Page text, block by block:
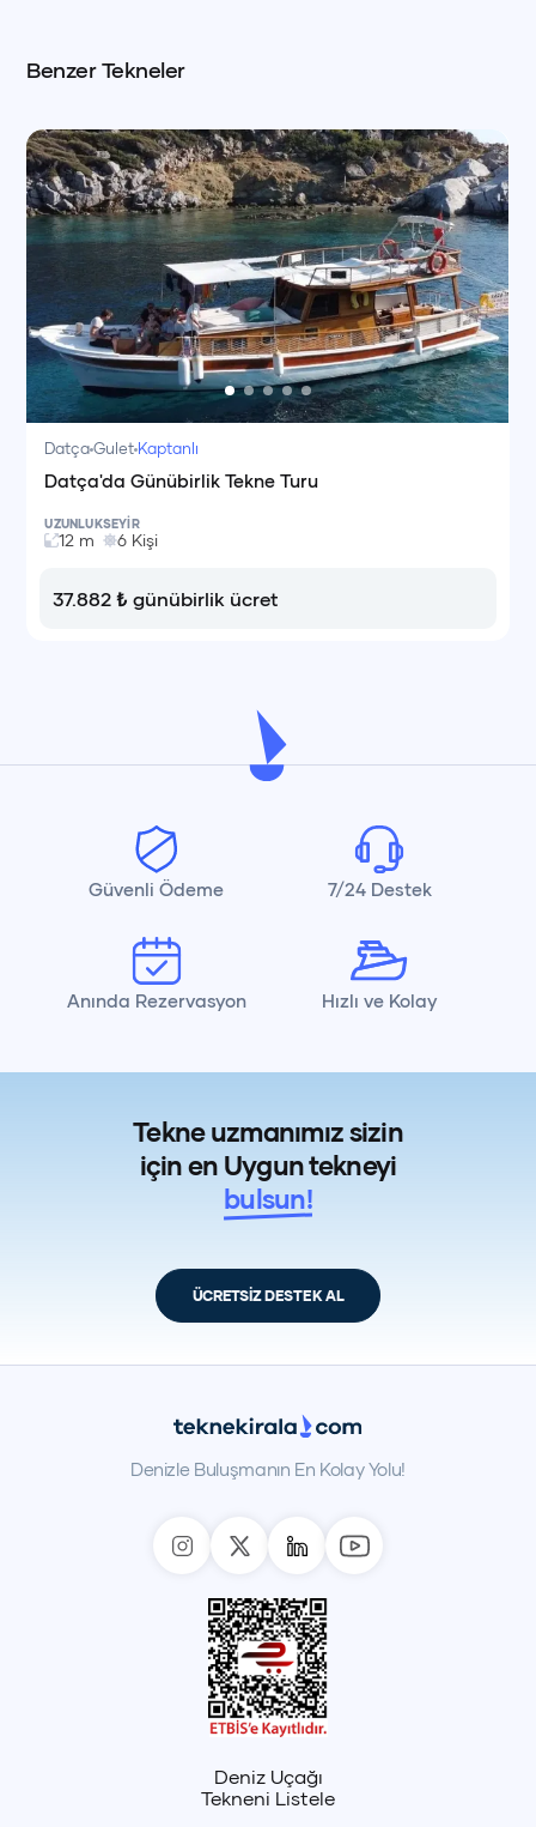
Benzer Tekneler
DatçaGulet Kaptanlı
Datça'da Günübirlik Tekne Turu
UZUNLUK
12 m
SEYİR
6 Kişi
37.882 ₺ günübirlik ücret
Güvenli Ödeme 7/24 Destek
Anında Rezervasyon Hızlı ve Kolay
Tekne uzmanımız sizin
için en Uygun tekneyi
bulsun!
ÜCRETSİZ DESTEK AL
Denizle Buluşmanın En Kolay Yolu!
Deniz Uçağı
Tekneni Listele